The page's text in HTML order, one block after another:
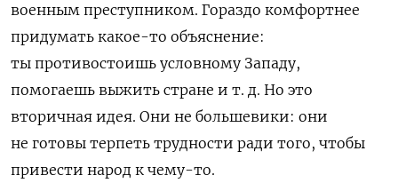
военным преступником. Гораздо комфортнее
придумать какое-то объяснение:
ты противостоишь условному Западу,
помогаешь выжить стране и т. д. Но это
вторичная идея. Они не большевики: они
не готовы терпеть трудности ради того, чтобы
привести народ к чему-то.